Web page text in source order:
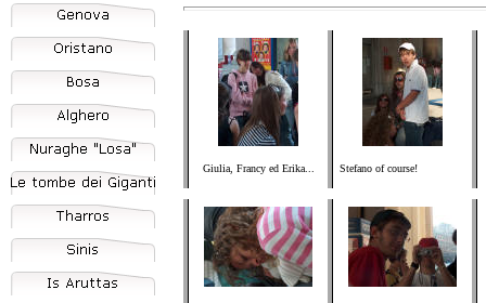
Giulia, Francy ed Erika... Stefano of course!